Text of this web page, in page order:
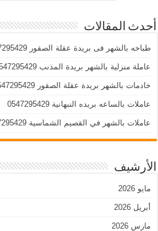
أحدث المقالات
طباخه بالشهر فى بريدة عقلة الصقور 0547295429
عاملة منزلية بالشهر بريدة المذنب 0547295429
خادمات بالشهر بريدة عقلة الصقور 0547295429
عاملات بالساعه بريده النبهانية 0547295429
عاملات بالشهر في القصيم الشماسية 0547295429
الأرشيف
مايو 2026
أبريل 2026
مارس 2026